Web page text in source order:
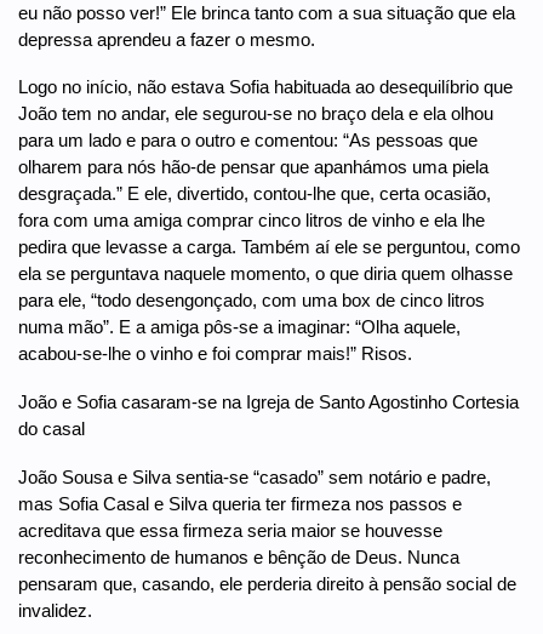
eu não posso ver!” Ele brinca tanto com a sua situação que ela
depressa aprendeu a fazer o mesmo.
Logo no início, não estava Sofia habituada ao desequilíbrio que
João tem no andar, ele segurou-se no braço dela e ela olhou
para um lado e para o outro e comentou: “As pessoas que
olharem para nós hão-de pensar que apanhámos uma piela
desgraçada.” E ele, divertido, contou-lhe que, certa ocasião,
fora com uma amiga comprar cinco litros de vinho e ela lhe
pedira que levasse a carga. Também aí ele se perguntou, como
ela se perguntava naquele momento, o que diria quem olhasse
para ele, “todo desengonçado, com uma box de cinco litros
numa mão”. E a amiga pôs-se a imaginar: “Olha aquele,
acabou-se-lhe o vinho e foi comprar mais!” Risos.
João e Sofia casaram-se na Igreja de Santo Agostinho Cortesia
do casal
João Sousa e Silva sentia-se “casado” sem notário e padre,
mas Sofia Casal e Silva queria ter firmeza nos passos e
acreditava que essa firmeza seria maior se houvesse
reconhecimento de humanos e bênção de Deus. Nunca
pensaram que, casando, ele perderia direito à pensão social de
invalidez.